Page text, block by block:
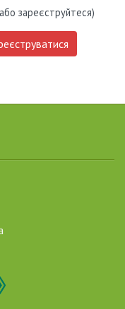
зареєструйтеся)